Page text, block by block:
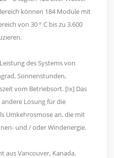
können 184 Module mit
von 30 ° C bis zu 3.600
des Systems von
Sonnenstunden,
vom Betriebsort. [Ix] Das
Lösung für die
Umkehrosmose an, die mit
und / oder Windenergie.
aus Vancouver, Kanada.